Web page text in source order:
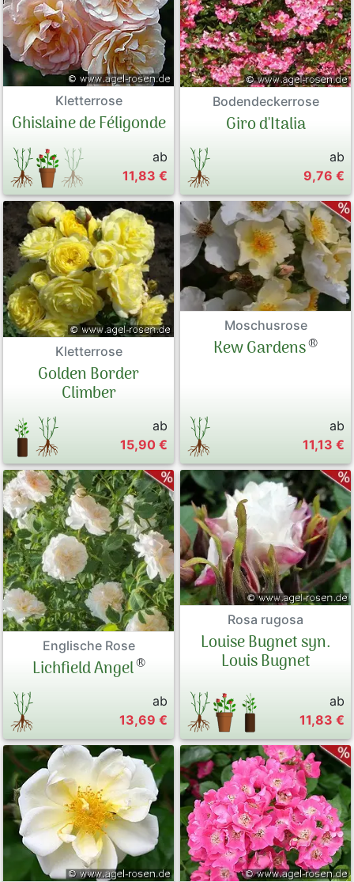
Kletterrose
Ghislaine de Féligonde
ab
11,83 €
Bodendeckerrose
Giro d'Italia
ab
9,76 €
Kletterrose
Golden Border
Climber
ab
15,90 €
Moschusrose
Kew Gardens®
ab
11,13 €
Englische Rose
Lichfield Angel®
ab
13,69 €
Rosa rugosa
Louise Bugnet syn.
Louis Bugnet
ab
11,83 €